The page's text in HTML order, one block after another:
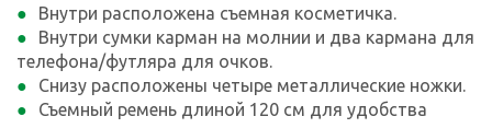
Внутри расположена съемная косметичка.
Внутри сумки карман на молнии и два кармана для
телефона/футляра для очков.
Снизу расположены четыре металлические ножки.
Съемный ремень длиной 120 см для удобства